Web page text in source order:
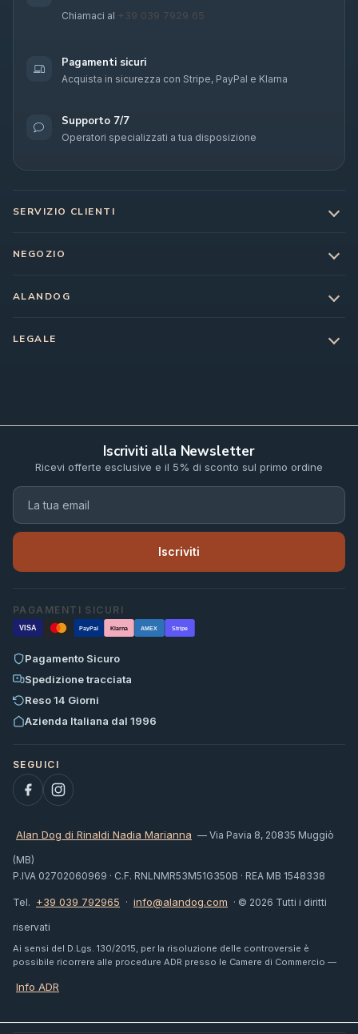
Chiamaci al +39 039 7929 65
Pagamenti sicuri
Acquista in sicurezza con Stripe, PayPal e Klarna
Supporto 7/7
Operatori specializzati a tua disposizione
SERVIZIO CLIENTI
NEGOZIO
ALANDOG
LEGALE
Iscriviti alla Newsletter
Ricevi offerte esclusive e il 5% di sconto sul primo ordine
Iscriviti
PAGAMENTI SICURI
VISA PayPal Klarna AMEX Stripe
Pagamento Sicuro
Spedizione tracciata
Reso 14 Giorni
Azienda Italiana dal 1996
Alan Dog di Rinaldi Nadia Marianna — Via Pavia 8, 20835 Muggiò
(MB)
P.IVA 02702060969 · C.F. RNLNMR53M51G350B · REA MB 1548338
Tel. +39 039 792965 · info@alandog.com · © 2026 Tutti i diritti
riservati
Ai sensi del D.Lgs. 130/2015, per la risoluzione delle controversie è
possibile ricorrere alle procedure ADR presso le Camere di Commercio —
Info ADR